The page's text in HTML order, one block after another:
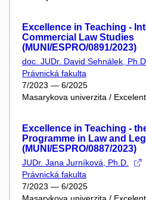
Excellence in Teaching -
Commercial Law Studies
(MUNI/ESPRO/0891/2023)
doc. JUDr. David Sehnálek, Ph.D.
Právnická fakulta
7/2023 — 6/2025
Masarykova univerzita /
Excellence in Teaching -
Programme in Law and
(MUNI/ESPRO/0887/2023)
JUDr. Jana Jurníková, Ph.D.
Právnická fakulta
7/2023 — 6/2025
Masarykova univerzita /